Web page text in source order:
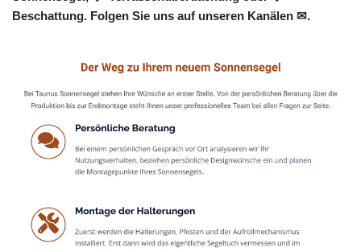
Beschattung. Folgen Sie uns auf unseren Kanälen ✉.